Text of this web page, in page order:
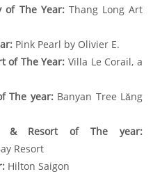
of The Year: Thang Long Art
Pink Pearl by Olivier E.
of The Year: Villa Le Corail, a
The year: Banyan Tree Lăng
& Resort of The year:
Resort
Hilton Saigon